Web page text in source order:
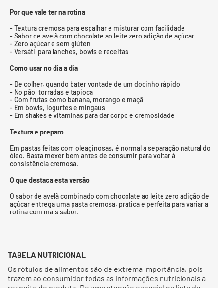
Por que vale ter na rotina
- Textura cremosa para espalhar e misturar com facilidade
- Sabor de avelã com chocolate ao leite zero adição de açúcar
- Zero açúcar e sem glúten
- Versátil para lanches, bowls e receitas
Como usar no dia a dia
- De colher, quando bater vontade de um docinho rápido
- No pão, torradas e tapioca
- Com frutas como banana, morango e maçã
- Em bowls, iogurtes e mingaus
- Em shakes e vitaminas para dar corpo e cremosidade
Textura e preparo
Em pastas feitas com oleaginosas, é normal a separação natural do
óleo. Basta mexer bem antes de consumir para voltar à
consistência cremosa.
O que destaca esta versão
O sabor de avelã combinado com chocolate ao leite zero adição de
açúcar entrega uma pasta cremosa, prática e perfeita para variar a
rotina com mais sabor.
TABELA NUTRICIONAL
Os rótulos de alimentos são de extrema importância, pois
trazem ao consumidor todas as informações nutricionais a